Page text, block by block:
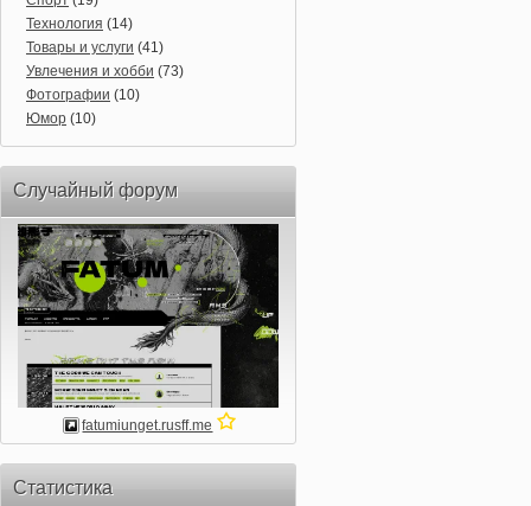
Технология (14)
Товары и услуги (41)
Увлечения и хобби (73)
Фотографии (10)
Юмор (10)
Случайный форум
fatumiunget.rusff.me
Статистика